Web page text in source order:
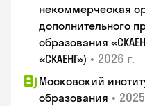
некоммерческая
дополнительного
образования
«СКАЕНГ») • 2026 г.
Московский
образования •